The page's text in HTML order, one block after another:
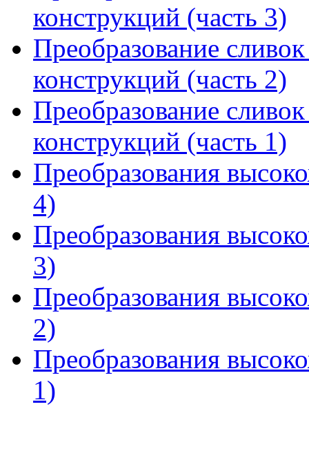
конструкций (часть 3)
Преобразование
конструкций (часть 2)
Преобразование
конструкций (часть 1)
Преобразования
4)
Преобразования
3)
Преобразования
2)
Преобразования
1)